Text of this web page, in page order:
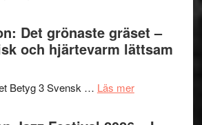
Believe
Vrach
Frankenshtey
med
Mulder
titlar
i
Shahab
Mehrabi
till
Kulturs
Det grönaste gräset –
och hjärtevarm lättsam
Betyg 3 Svensk … Läs merom
Det